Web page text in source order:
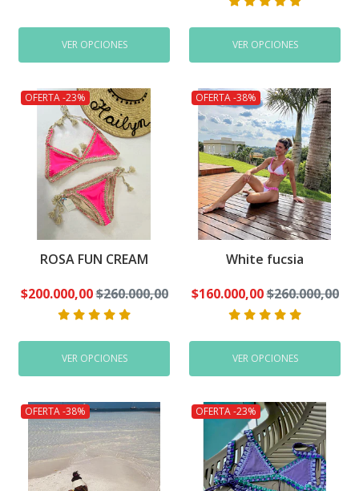
VER OPCIONES VER OPCIONES
OFERTA -23%
ROSA FUN CREAM
$200.000,00$260.000,00
VER OPCIONES
OFERTA -38%
White fucsia
$160.000,00$260.000,00
VER OPCIONES
OFERTA -38% OFERTA -23%